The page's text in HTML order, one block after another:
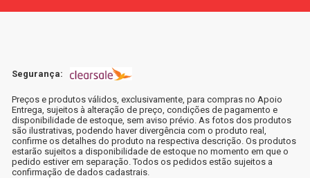
Segurança:
Preços e produtos válidos, exclusivamente, para compras no Apoio
Entrega, sujeitos à alteração de preço, condições de pagamento e
disponibilidade de estoque, sem aviso prévio. As fotos dos produtos
são ilustrativas, podendo haver divergência com o produto real,
confirme os detalhes do produto na respectiva descrição. Os produtos
estarão sujeitos a disponibilidade de estoque no momento em que o
pedido estiver em separação. Todos os pedidos estão sujeitos a
confirmação de dados cadastrais.